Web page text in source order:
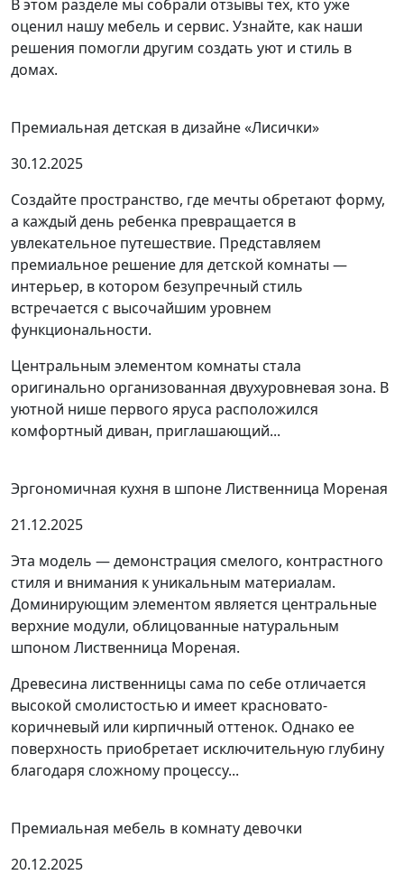
В этом разделе мы собрали отзывы тех, кто уже
оценил нашу мебель и сервис. Узнайте, как наши
решения помогли другим создать уют и стиль в
домах.
Премиальная детская в дизайне «Лисички»
30.12.2025
Создайте пространство, где мечты обретают форму,
а каждый день ребенка превращается в
увлекательное путешествие. Представляем
премиальное решение для детской комнаты —
интерьер, в котором безупречный стиль
встречается с высочайшим уровнем
функциональности.
Центральным элементом комнаты стала
оригинально организованная двухуровневая зона. В
уютной нише первого яруса расположился
комфортный диван, приглашающий...
Эргономичная кухня в шпоне Лиственница Мореная
21.12.2025
Эта модель — демонстрация смелого, контрастного
стиля и внимания к уникальным материалам.
Доминирующим элементом является центральные
верхние модули, облицованные натуральным
шпоном Лиственница Мореная.
Древесина лиственницы сама по себе отличается
высокой смолистостью и имеет красновато-
коричневый или кирпичный оттенок. Однако ее
поверхность приобретает исключительную глубину
благодаря сложному процессу...
Премиальная мебель в комнату девочки
20.12.2025